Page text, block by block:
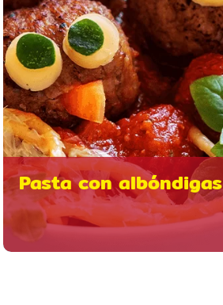
Pasta con albóndigas